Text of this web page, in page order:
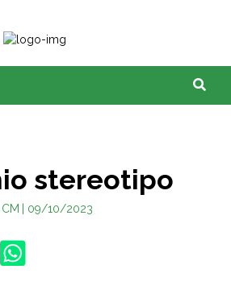
stereotipo
| 09/10/2023